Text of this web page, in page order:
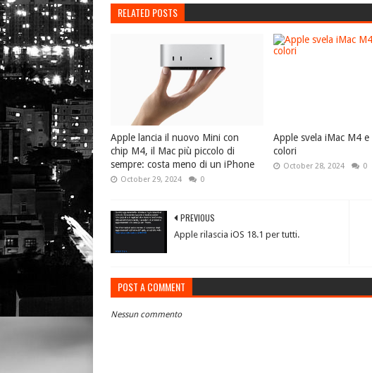
RELATED POSTS
Apple lancia il nuovo Mini con
chip M4, il Mac più piccolo di
sempre: costa meno di un iPhone
October 29, 2024 0
Apple svela iMac M4
colori
October 28, 2024 0
PREVIOUS
Apple rilascia iOS 18.1 per tutti.
POST A COMMENT
Nessun commento